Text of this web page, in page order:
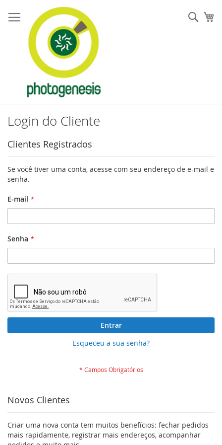
para
o
conteúdo
Login do Cliente
Clientes Registrados
Se você tiver uma conta, acesse com seu endereço de e-mail e
senha.
E-mail
Senha
Entrar
Esqueceu a sua senha?
Novos Clientes
Criar uma nova conta tem muitos benefícios: fechar pedidos
mais rapidamente, registrar mais endereços, acompanhar